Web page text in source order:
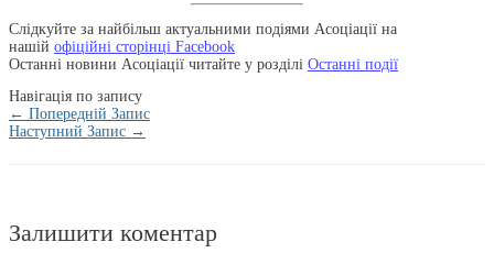
Слідкуйте за найбільш актуальними подіями Асоціації на
нашій офіційні сторінці Facebook
Останні новини Асоціації читайте у розділі Останні події
Навігація по запису
← Попередній Запис
Наступний Запис →
Залишити коментар